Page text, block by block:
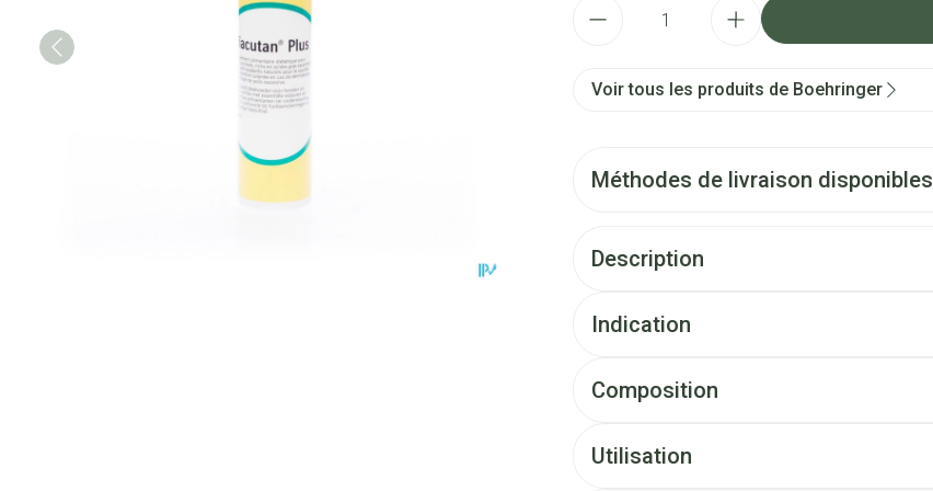
Voir tous les produits de Boehringer
Méthodes de livraison disponibles
Description
Indication
Composition
Utilisation